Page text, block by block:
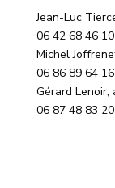
Jean-Luc
06 42 68 46 10
Michel
06 86 89 64 16
Gérard Lenoir,
06 87 48 83 20